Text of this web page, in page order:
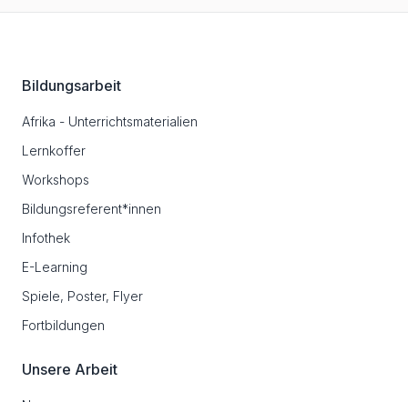
Bildungsarbeit
Afrika - Unterrichtsmaterialien
Lernkoffer
Workshops
Bildungsreferent*innen
Infothek
E-Learning
Spiele, Poster, Flyer
Fortbildungen
Unsere Arbeit